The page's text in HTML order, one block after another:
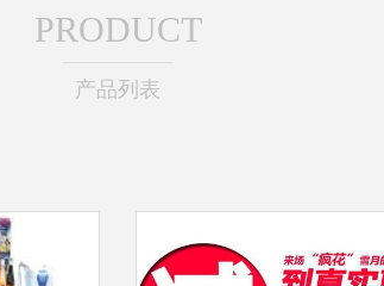
PRODUCT
产品列表